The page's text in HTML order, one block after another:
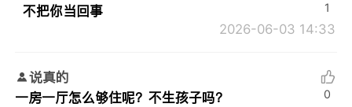
不把你当回事
2026-06-03 14:33
1
说真的
一房一厅怎么够住呢？不生孩子吗？
0